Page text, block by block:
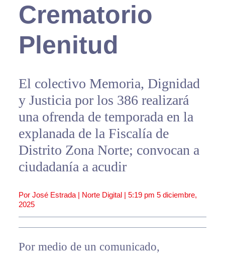
Crematorio
Plenitud
El colectivo Memoria, Dignidad
y Justicia por los 386 realizará
una ofrenda de temporada en la
explanada de la Fiscalía de
Distrito Zona Norte; convocan a
ciudadanía a acudir
Por José Estrada | Norte Digital | 5:19 pm 5 diciembre,
2025
Por medio de un comunicado,